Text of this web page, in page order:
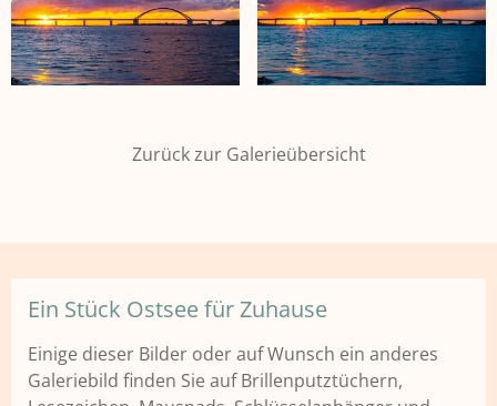
Zurück zur Galerieübersicht
Ein Stück Ostsee für Zuhause
Einige dieser Bilder oder auf Wunsch ein anderes
Galeriebild finden Sie auf Brillenputztüchern,